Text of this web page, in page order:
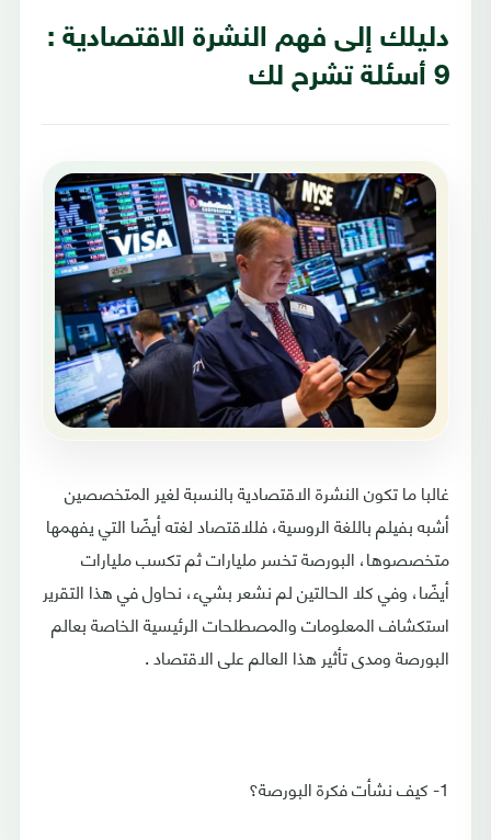
دليلك إلى فهم النشرة الاقتصادية :
9 أسئلة تشرح لك
غالبا ما تكون النشرة الاقتصادية بالنسبة لغير المتخصصين
أشبه بفيلم باللغة الروسية، فللاقتصاد لغته أيضًا التي يفهمها
متخصصوها، البورصة تخسر مليارات ثم تكسب مليارات
أيضًا، وفي كلا الحالتين لم نشعر بشيء، نحاول في هذا التقرير
استكشاف المعلومات والمصطلحات الرئيسية الخاصة بعالم
البورصة ومدى تأثير هذا العالم على الاقتصاد .
1- كيف نشأت فكرة البورصة؟